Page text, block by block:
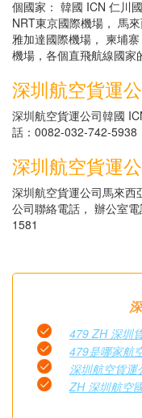
個國家： 韓國 ICN 仁川
NRT東京國際機場， 馬
雅加達國際機場， 柬埔
機場，各個直飛航線國家
深圳航空貨運
深圳航空貨運公司韓國
話：0082-032-742-5938
深圳航空貨運
深圳航空貨運公司馬來西
公司聯絡電話， 辦公室
1581
479 ZH 深圳
479是哪家航
深圳航空貨運
ZH 深圳航空